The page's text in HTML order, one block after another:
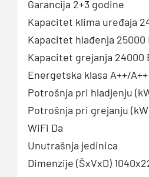
Garancija 2+3 godine
Kapacitet klima uređaja
Kapacitet hlađenja 25000
Kapacitet grejanja 24000
Energetska klasa A++/A++
Potrošnja pri hladjenju
Potrošnja pri grejanju
WiFi Da
Unutrašnja jedinica
Dimenzije (ŠxVxD)